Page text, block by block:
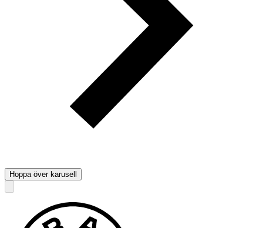
Hoppa över karusell